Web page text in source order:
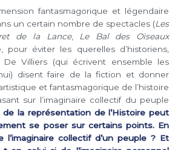
fantasmagorique et légendaire
un certain nombre de spectacles (Les
de la Lance,
Le Bal des Oiseaux
pour éviter les querelles d’historiens,
Villiers (qui écrivent ensemble les
disent faire de la fiction et donner
et fantasmagorique de l’histoire
sur l’imaginaire collectif du peuple
la représentation de l’Histoire peut
se poser sur certains points. En
l’imaginaire collectif d’un peuple ? Et